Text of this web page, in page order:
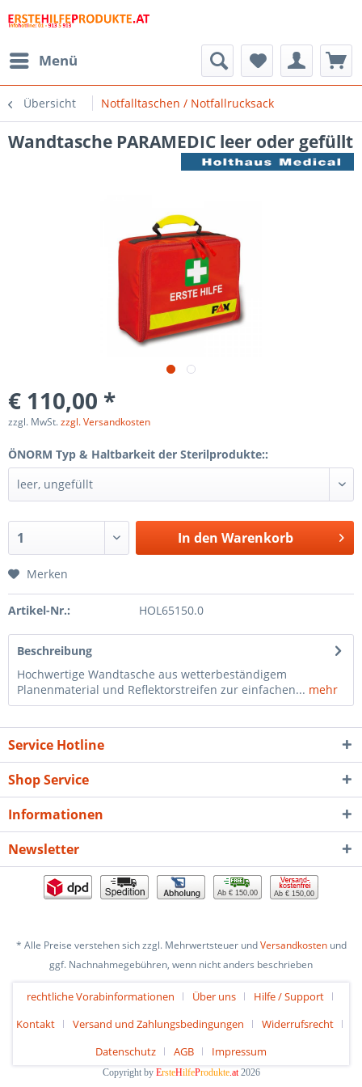
Menü
Übersicht Notfalltaschen / Notfallrucksack
Wandtasche PARAMEDIC leer oder gefüllt
€ 110,00 *
zzgl. MwSt.zzgl. Versandkosten
ÖNORM Typ & Haltbarkeit der Sterilprodukte::
In den Warenkorb
Merken
Artikel-Nr.: HOL65150.0
Beschreibung
Hochwertige Wandtasche aus wetterbeständigem
Planenmaterial und Reflektorstreifen zur einfachen... mehr
Service Hotline
Shop Service
Informationen
Newsletter
Ab € 150,00 Ab € 150,00
* Alle Preise verstehen sich zzgl. Mehrwertsteuer undVersandkostenund
ggf. Nachnahmegebühren, wenn nicht anders beschrieben
rechtliche Vorabinformationen Über uns
Hilfe / Support
Kontakt
Versand und Zahlungsbedingungen
Widerrufsrecht
Datenschutz
AGB Impressum
Copyright by ErsteHilfeProdukte.at2026